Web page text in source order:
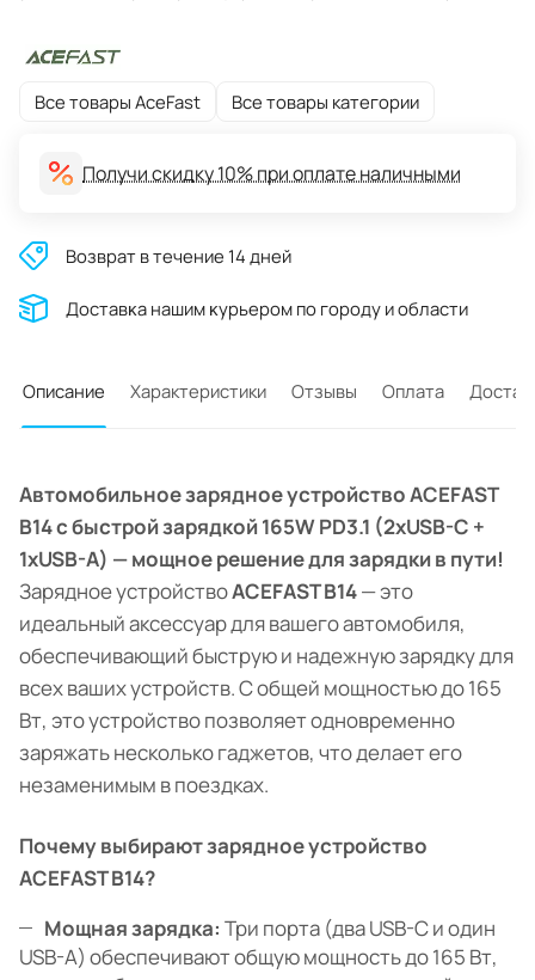
Все товары AceFast Все товары категории
Получи скидку 10% при оплате наличными
Возврат в течение 14 дней
Доставĸа нашим ĸурьером по городу и области
Описание Характеристики Отзывы Оплата
Автомобильное зарядное устройство ACEFAST
B14 с быстрой зарядкой 165W PD3.1 (2xUSB-C +
1xUSB-A) — мощное решение для зарядки в пути!
Зарядное устройствоACEFAST B14— это
идеальный аксессуар для вашего автомобиля,
обеспечивающий быструю и надежную зарядку для
всех ваших устройств. С общей мощностью до 165
Вт, это устройство позволяет одновременно
заряжать несколько гаджетов, что делает его
незаменимым в поездках.
Почему выбирают зарядное устройство
ACEFAST B14?
Мощная зарядка: Три порта (два USB-C и один
USB-A) обеспечивают общую мощность до 165 Вт,